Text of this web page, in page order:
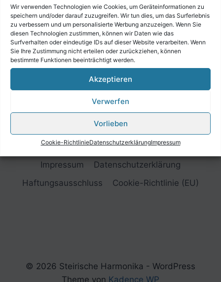
Wir verwenden Technologien wie Cookies, um Geräteinformationen zu
speichern und/oder darauf zuzugreifen. Wir tun dies, um das Surferlebnis
zu verbessern und um personalisierte Werbung anzuzeigen. Wenn Sie
diesen Technologien zustimmen, können wir Daten wie das
Surfverhalten oder eindeutige IDs auf dieser Website verarbeiten. Wenn
Sie Ihre Zustimmung nicht erteilen oder zurückziehen, können
bestimmte Funktionen beeinträchtigt werden.
Akzeptieren
Verwerfen
Vorlieben
Cookie-RichtlinieDatenschutzerklärungImpressum
Impressum
Datenschutzerklärung
Haftungsausschluss
Cookie-Richtlinie (EU)
© 2026 Steirische Harmonika - WordPress
Theme von Kadence WP